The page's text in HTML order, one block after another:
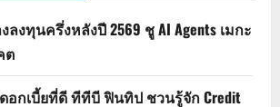
ลงทุนครึ่งหลังปี 2569 ชู AI Agents เมกะ
ต
กเบี้ยที่ดี ทีทีบี ฟินทิป ชวนรู้จัก Credit